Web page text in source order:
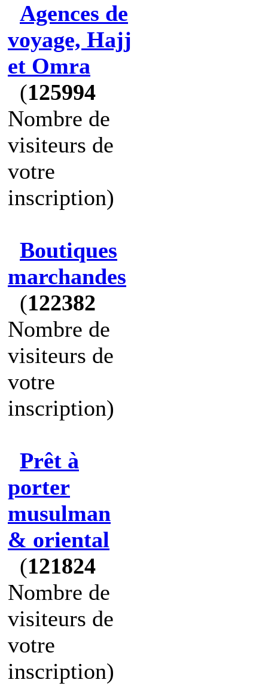
Agences de
voyage, Hajj
et Omra
(125994
Nombre de
visiteurs de
votre
inscription)
Boutiques
marchandes
(122382
Nombre de
visiteurs de
votre
inscription)
Prêt à
porter
musulman
& oriental
(121824
Nombre de
visiteurs de
votre
inscription)